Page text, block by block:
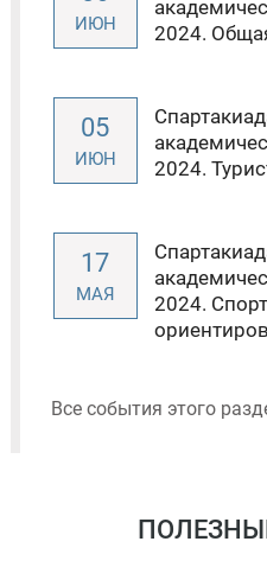
ИЮН
2024.
05
ИЮН
2024.
17
МАЯ
2024.
Все события этого